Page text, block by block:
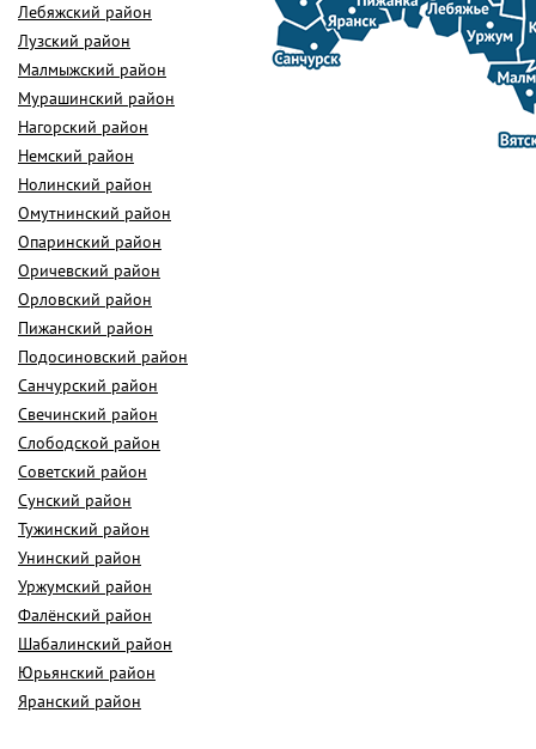
Лебяжский район
Лузский район
Малмыжский район
Мурашинский район
Нагорский район
Немский район
Нолинский район
Омутнинский район
Опаринский район
Оричевский район
Орловский район
Пижанский район
Подосиновский район
Санчурский район
Свечинский район
Слободской район
Советский район
Сунский район
Тужинский район
Унинский район
Уржумский район
Фалёнский район
Шабалинский район
Юрьянский район
Яранский район